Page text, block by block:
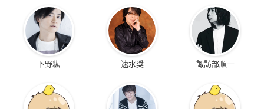
下野紘 速水奨 諏訪部順一